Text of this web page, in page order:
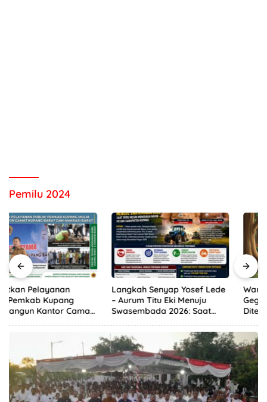
Pemilu 2024
Langkah Senyap Yosef Lede
– Aurum Titu Eki Menuju
Swasembada 2026: Saat
Petani Kabupaten Kupang
Warga Kelurahan Nonbes
Geger! Bayi Perempuan
Ditemukan dalam Kardus di
Kabupaten Kupang